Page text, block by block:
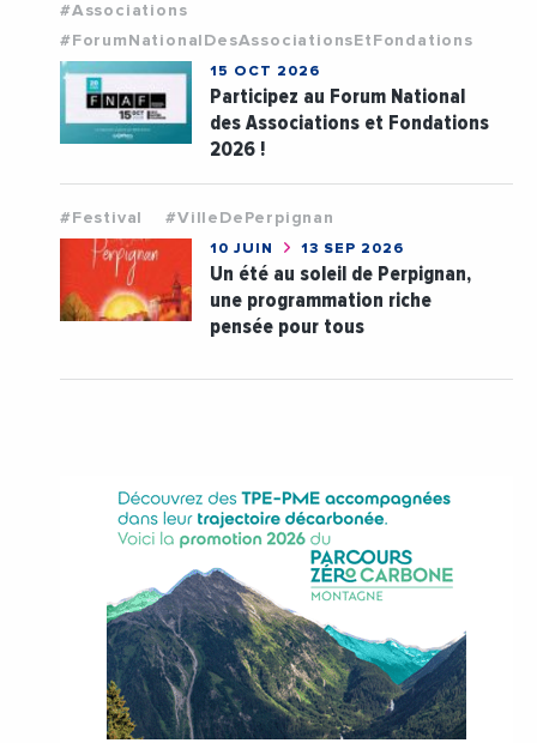
#Associations
#ForumNationalDesAssociationsEtFondations
15 OCT 2026
Participez au Forum National
des Associations et Fondations
2026 !
#Festival #VilleDePerpignan
10 JUIN 13 SEP 2026
Un été au soleil de Perpignan,
une programmation riche
pensée pour tous